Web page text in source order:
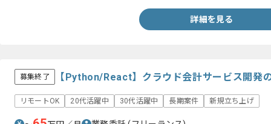
詳細を見る
募集終了 【Python/React】クラウド会計サービス開発
リモートOK 20代活躍中 30代活躍中 長期案件 新規立ち上げ